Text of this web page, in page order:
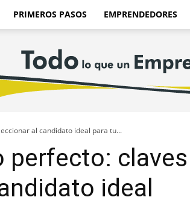
PRIMEROS PASOS EMPRENDEDORES
al candidato ideal para tu...
perfecto: claves
ideal